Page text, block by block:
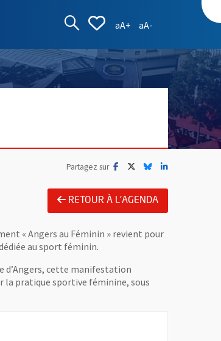
AFFICHER LA
AFFICHER LA
aA+ Augmenter la taille
aA- Réduire la
Partagez sur Facebook
, Ouvre une nouvelle fenêtre
Twitter
, Ouvre une nouvelle
Bluesky
, Ouvre une
LinkedIn
, Ouvre une
RETOUR À L'AGENDA
« Angers au Féminin » revient pour
au sport féminin.
d’Angers, cette manifestation
la pratique sportive féminine, sous